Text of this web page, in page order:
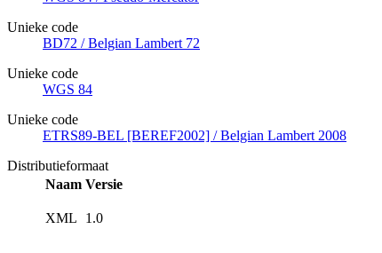
Unieke code
BD72 / Belgian Lambert 72
Unieke code
WGS 84
Unieke code
ETRS89-BEL [BEREF2002] / Belgian Lambert 2008
Distributieformaat
Naam Versie
XML 1.0